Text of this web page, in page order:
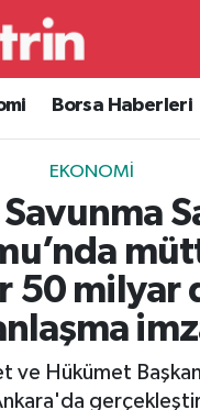
Borsa Haberleri
EKONOMI
Savunma
50 milyar
ve Hükümet
Durumu ve Fikstür
Haberleri